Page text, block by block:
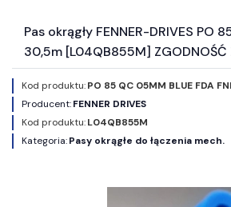
Pas okrągły FENNER-DRIVES PO
30,5m [L04QB855M] ZGODNOŚĆ
Kod produktu:PO 85 QC 05MM BLUE FDA
Producent:FENNER DRIVES
Kod produktu:L04QB855M
Kategoria:Pasy okrągłe do łączenia mech.